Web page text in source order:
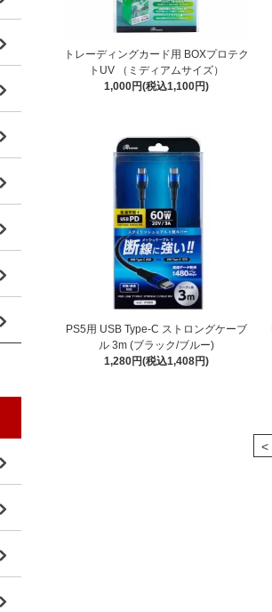
トレーディングカード用 BOXプロテク
トUV （ミディアムサイズ）
1,000円(税込1,100円)
PS5用 USB Type-C ストロングケーブ
ル 3m (ブラック/ブルー)
1,280円(税込1,408円)
<